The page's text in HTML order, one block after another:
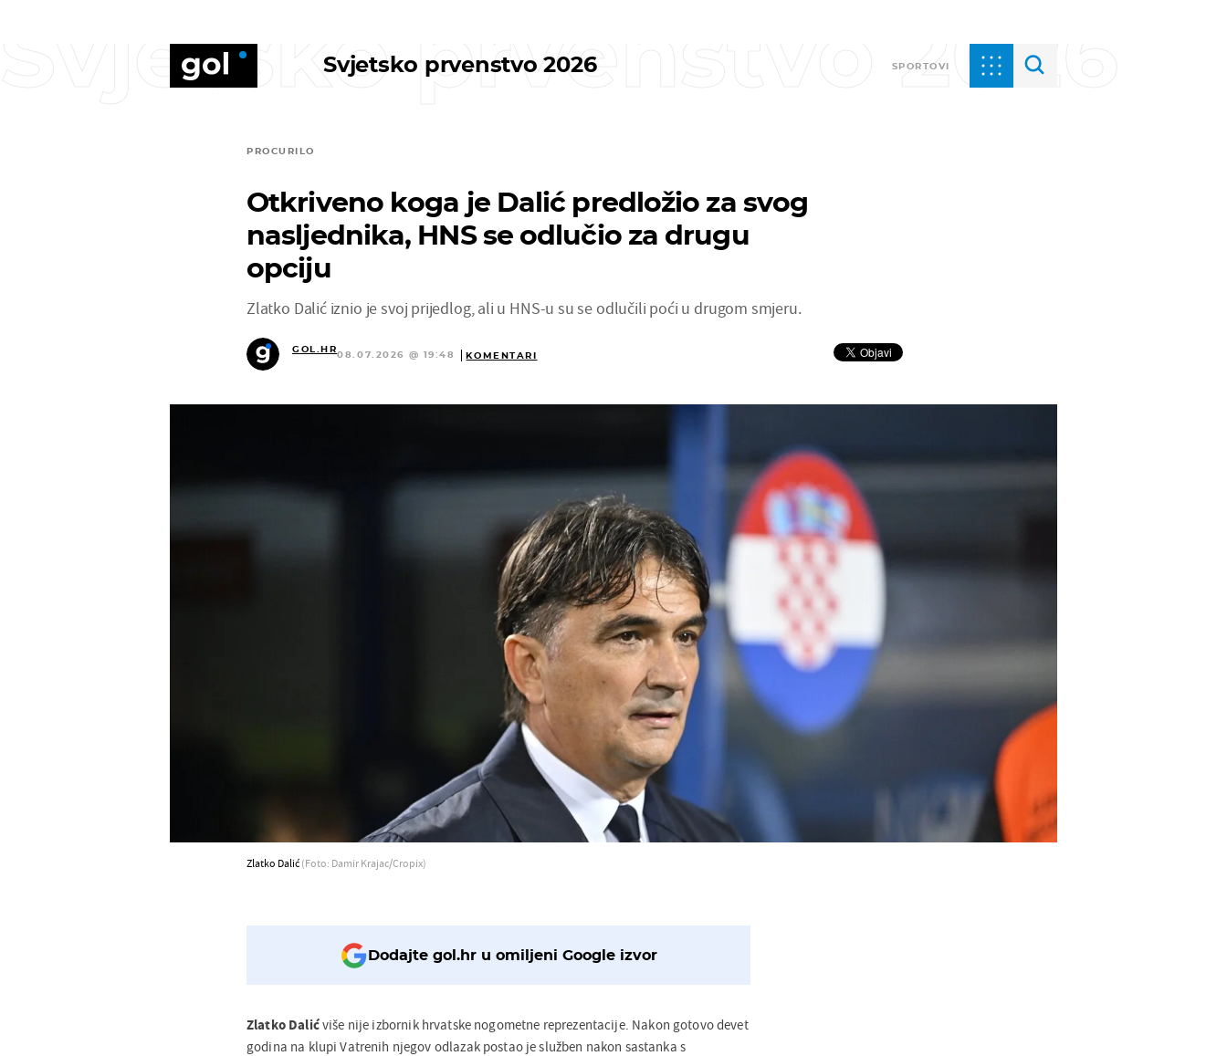
Svjetsko prvenstvo 2026 SPORTOVI
Svjetsko prvenstvo 2026
PROCURILO
Otkriveno koga je Dalić predložio za svog
nasljednika, HNS se odlučio za drugu
opciju
Zlatko Dalić iznio je svoj prijedlog, ali u HNS-u su se odlučili poći u drugom smjeru.
GOL.HR
08.07.2026 @ 19:48 KOMENTARI
Zlatko Dalić (Foto: Damir Krajac/Cropix)
Dodajte gol.hr u omiljeni Google izvor
Zlatko Dalićviše nije izbornik hrvatske nogometne reprezentacije. Nakon gotovo devet
godina na klupi Vatrenih njegov odlazak postao je služben nakon sastanka s